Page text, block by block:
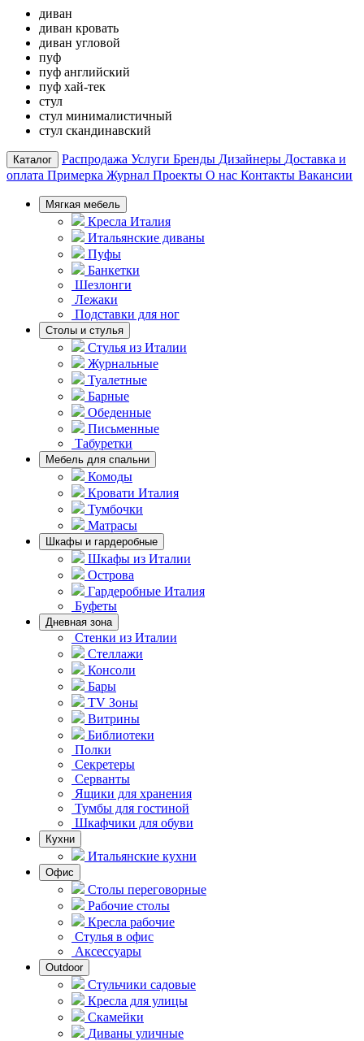
диван
диван кровать
диван угловой
пуф
пуф английский
пуф хай-тек
стул
стул минималистичный
стул скандинавский
Каталог Распродажа Услуги Бренды Дизайнеры Доставка и
оплата Примерка Журнал Проекты О нас Контакты Вакансии
Мягкая мебель
Кресла Италия
Итальянские диваны
Пуфы
Банкетки
Шезлонги
Лежаки
Подставки для ног
Столы и стулья
Стулья из Италии
Журнальные
Туалетные
Барные
Обеденные
Письменные
Табуретки
Мебель для спальни
Комоды
Кровати Италия
Тумбочки
Матрасы
Шкафы и гардеробные
Шкафы из Италии
Острова
Гардеробные Италия
Буфеты
Дневная зона
Стенки из Италии
Стеллажи
Консоли
Бары
TV Зоны
Витрины
Библиотеки
Полки
Секретеры
Серванты
Ящики для хранения
Тумбы для гостиной
Шкафчики для обуви
Кухни
Итальянские кухни
Офис
Столы переговорные
Рабочие столы
Кресла рабочие
Стулья в офис
Аксессуары
Outdoor
Стульчики садовые
Кресла для улицы
Скамейки
Диваны уличные